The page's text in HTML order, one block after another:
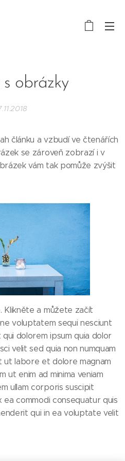
obrázky
článku a vzbudí ve čtenářích
se zároveň zobrazí i v
vám tak pomůže zvýšit
a můžete začít
voluptatem sequi nesciunt
dolorem ipsum quia dolor
velit sed quia non numquam
ut labore et dolore magnam
ut enim ad minima veniam
ullam corporis suscipit
ea commodi consequatur quis
qui in ea voluptate velit